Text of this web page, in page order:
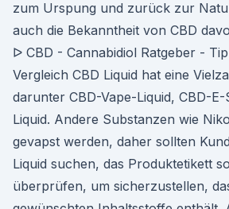
zum Urspung und zurück zur
auch die Bekanntheit von CBD
ᐅ CBD - Cannabidiol Ratgeber -
Vergleich CBD Liquid hat eine
darunter CBD-Vape-Liquid, CBD-
Liquid. Andere Substanzen wie
gevapst werden, daher sollten
Liquid suchen, das Produktetikett
überprüfen, um sicherzustellen,